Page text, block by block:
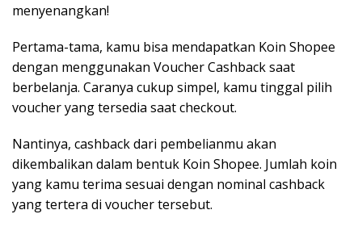
menyenangkan!
Pertama-tama, kamu bisa mendapatkan Koin Shopee
dengan menggunakan Voucher Cashback saat
berbelanja. Caranya cukup simpel, kamu tinggal pilih
voucher yang tersedia saat checkout.
Nantinya, cashback dari pembelianmu akan
dikembalikan dalam bentuk Koin Shopee. Jumlah koin
yang kamu terima sesuai dengan nominal cashback
yang tertera di voucher tersebut.